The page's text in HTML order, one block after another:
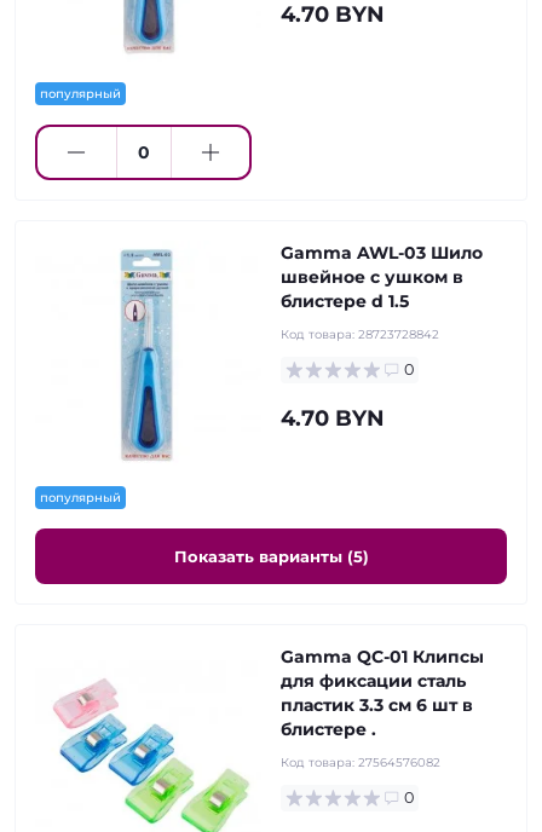
популярный
4.70 BYN
популярный
Gamma AWL-03 Шило
швейное с ушком в
блистере d 1.5
Код товара: 28723728842
0
4.70 BYN
Показать варианты (5)
Gamma QC-01 Клипсы
для фиксации сталь
пластик 3.3 см 6 шт в
блистере .
Код товара: 27564576082
0